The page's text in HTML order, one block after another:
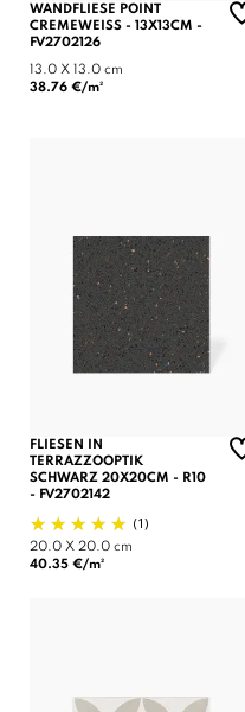
WANDFLIESE POINT
CREMEWEISS - 13X13CM - F
V2702126
13.0 X 13.0 cm
38.76 €/m²
FLIESEN IN
TERRAZZOOPTIK
SCHWARZ 20X20CM - R10
- FV2702142
(1)
20.0 X 20.0 cm
40.35 €/m²